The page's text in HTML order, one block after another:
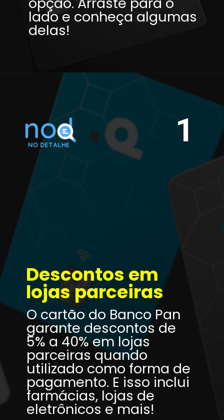
lado e conheça algumas
delas!
O cartão do Banco Pan
garante descontos de
5% a 40% em lojas
parceiras quando
utilizado como forma de
pagamento. E isso inclui
farmácias, lojas de
eletrônicos e mais!
Descontos em
lojas parceiras
1